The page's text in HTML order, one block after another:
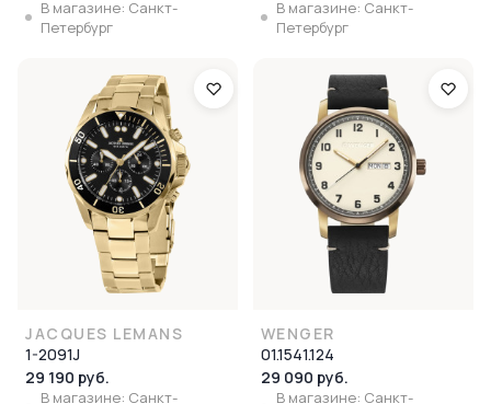
В магазине: Санкт-
Петербург
В магазине: Санкт-
Петербург
JACQUES LEMANS
1-2091J
29 190 руб.
В магазине: Санкт-
WENGER
01.1541.124
29 090 руб.
В магазине: Санкт-